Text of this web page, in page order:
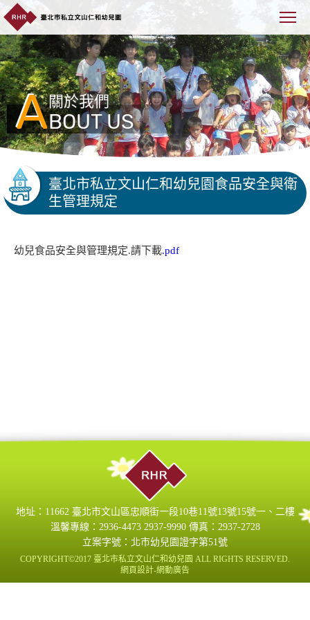
ABOUT US
關於我們
臺北市私立文山仁和幼兒園食品安全與衛
生管理規定
幼兒食品安全與管理規定.請下載.pdf
地址：11662 臺北市文山區忠順街一段10巷11號13號15號一、二樓
溫馨專線：2936-4473 2937-9990 傳真：2937-2728
立案字號：北市幼兒園證字第51號
COPYRIGHT©2017 臺北市私立文山仁和幼兒園 ALL RIGHTS RESERVED.
網頁設計-網動廣告